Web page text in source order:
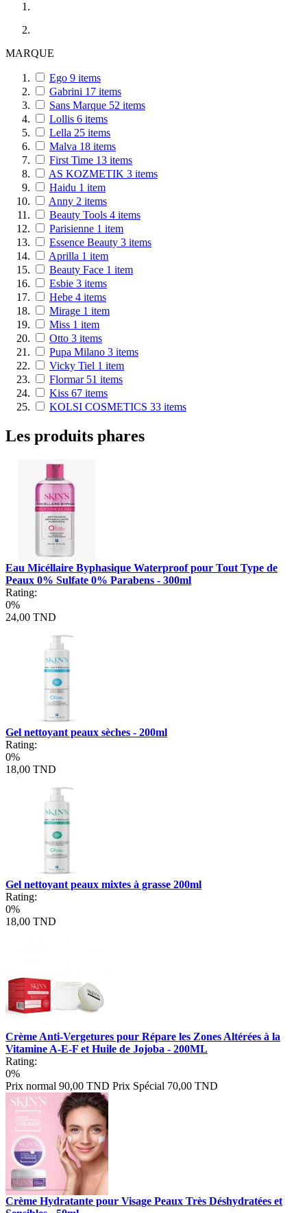
MARQUE
Ego 9 items
Gabrini 17 items
Sans Marque 52 items
Lollis 6 items
Lella 25 items
Malva 18 items
First Time 13 items
AS KOZMETIK 3 items
Haidu 1 item
Anny 2 items
Beauty Tools 4 items
Parisienne 1 item
Essence Beauty 3 items
Aprilla 1 item
Beauty Face 1 item
Esbie 3 items
Hebe 4 items
Mirage 1 item
Miss 1 item
Otto 3 items
Pupa Milano 3 items
Vicky Tiel 1 item
Flormar 51 items
Kiss 67 items
KOLSI COSMETICS 33 items
Les produits phares
Eau Micéllaire Byphasique Waterproof pour Tout Type de
Peaux 0% Sulfate 0% Parabens - 300ml
Rating:
0%
24,00 TND
Gel nettoyant peaux sèches - 200ml
Rating:
0%
18,00 TND
Gel nettoyant peaux mixtes à grasse 200ml
Rating:
0%
18,00 TND
Crème Anti-Vergetures pour Répare les Zones Altérées à la
Vitamine A-E-F et Huile de Jojoba - 200ML
Rating:
0%
Prix normal 90,00 TND Prix Spécial 70,00 TND
Crème Hydratante pour Visage Peaux Très Déshydratées et